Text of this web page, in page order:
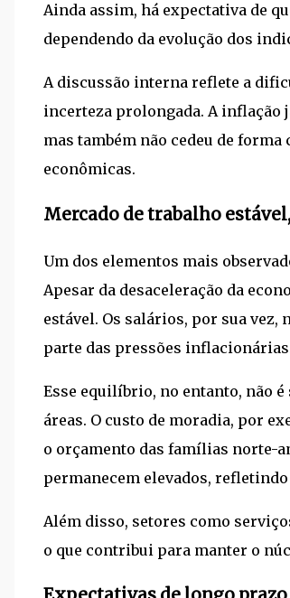
Ainda assim, há expectativa de
dependendo da evolução dos
A discussão interna reflete a
incerteza prolongada. A inflação
mas também não cedeu de
econômicas.
Mercado de trabalho
Um dos elementos mais
Apesar da desaceleração da
estável. Os salários, por sua
parte das pressões
Esse equilíbrio, no entanto, não
áreas. O custo de moradia, por
o orçamento das famílias norte-
permanecem elevados,
Além disso, setores como
o que contribui para manter o